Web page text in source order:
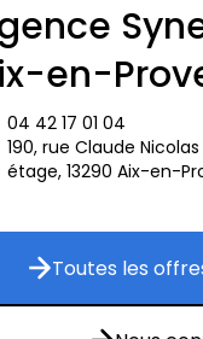
en-
téléphone
04 42 17 01 04
adresse
190, rue Claude Nicolas
étage, 13290 Aix-en-
Toutes les